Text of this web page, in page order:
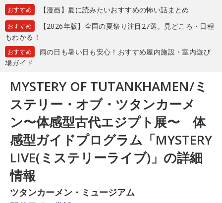
おすすめ 【漫画】夏に読みたいおすすめの怖い話まとめ
おすすめ
【2026年版】全国の夏祭り注目27選。見どころ・日程
もわかる！
おすすめ
雨の日も暑い日も安心！おすすめ屋内施設・室内遊び
場ガイド
MYSTERY OF TUTANKHAMEN/ミ
ステリー・オブ・ツタンカーメ
ン〜体感型古代エジプト展〜 体
感型ガイドプログラム「MYSTERY
LIVE(ミステリーライブ)」の詳細
情報
ツタンカーメン・ミュージアム